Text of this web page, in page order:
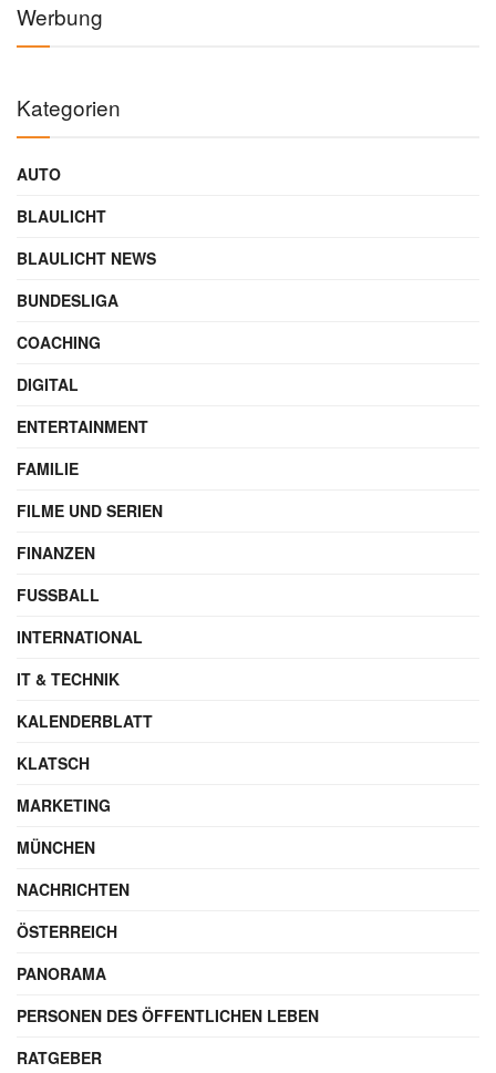
Werbung
Kategorien
AUTO
BLAULICHT
BLAULICHT NEWS
BUNDESLIGA
COACHING
DIGITAL
ENTERTAINMENT
FAMILIE
FILME UND SERIEN
FINANZEN
FUSSBALL
INTERNATIONAL
IT & TECHNIK
KALENDERBLATT
KLATSCH
MARKETING
MÜNCHEN
NACHRICHTEN
ÖSTERREICH
PANORAMA
PERSONEN DES ÖFFENTLICHEN LEBEN
RATGEBER